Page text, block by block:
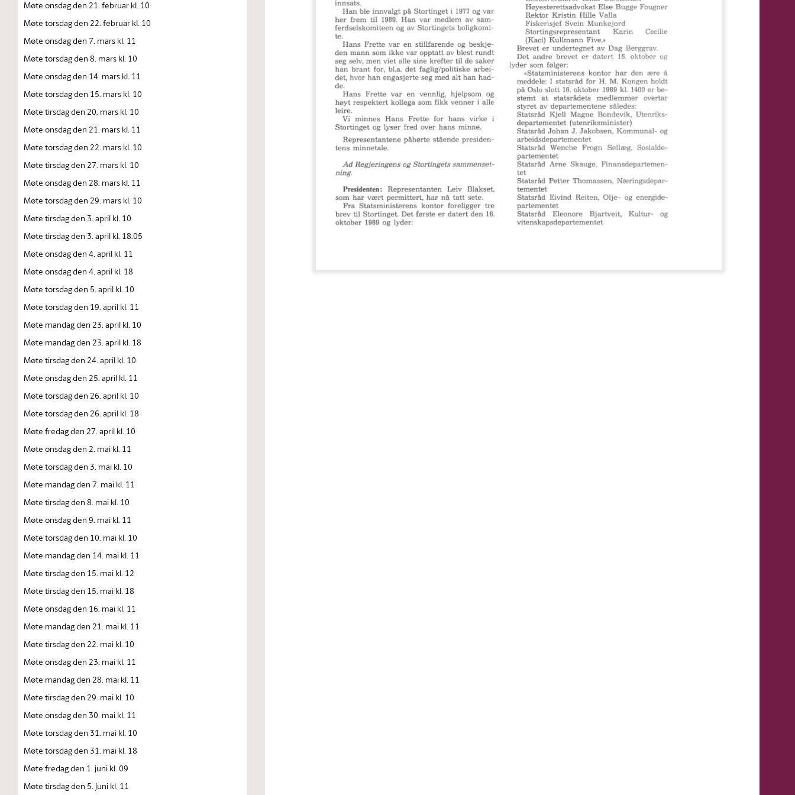
Møte onsdag den 21. februar kl. 10
Møte torsdag den 22. februar kl. 10
Møte onsdag den 7. mars kl. 11
Møte torsdag den 8. mars kl. 10
Møte onsdag den 14. mars kl. 11
Møte torsdag den 15. mars kl. 10
Møte tirsdag den 20. mars kl. 10
Møte onsdag den 21. mars kl. 11
Møte torsdag den 22. mars kl. 10
Møte tirsdag den 27. mars kl. 10
Møte onsdag den 28. mars kl. 11
Møte torsdag den 29. mars kl. 10
Møte tirsdag den 3. april kl. 10
Møte tirsdag den 3. april kl. 18.05
Møte onsdag den 4. april kl. 11
Møte onsdag den 4. april kl. 18
Møte torsdag den 5. april kl. 10
Møte torsdag den 19. april kl. 11
Møte mandag den 23. april kl. 10
Møte mandag den 23. april kl. 18
Møte tirsdag den 24. april kl. 10
Møte onsdag den 25. april kl. 11
Møte torsdag den 26. april kl. 10
Møte torsdag den 26. april kl. 18
Møte fredag den 27. april kl. 10
Møte onsdag den 2. mai kl. 11
Møte torsdag den 3. mai kl. 10
Møte mandag den 7. mai kl. 11
Møte tirsdag den 8. mai kl. 10
Møte onsdag den 9. mai kl. 11
Møte torsdag den 10. mai kl. 10
Møte mandag den 14. mai kl. 11
Møte tirsdag den 15. mai kl. 12
Møte tirsdag den 15. mai kl. 18
Møte onsdag den 16. mai kl. 11
Møte mandag den 21. mai kl. 11
Møte tirsdag den 22. mai kl. 10
Møte onsdag den 23. mai kl. 11
Møte mandag den 28. mai kl. 11
Møte tirsdag den 29. mai kl. 10
Møte onsdag den 30. mai kl. 11
Møte torsdag den 31. mai kl. 10
Møte torsdag den 31. mai kl. 18
Møte fredag den 1. juni kl. 09
Møte tirsdag den 5. juni kl. 11